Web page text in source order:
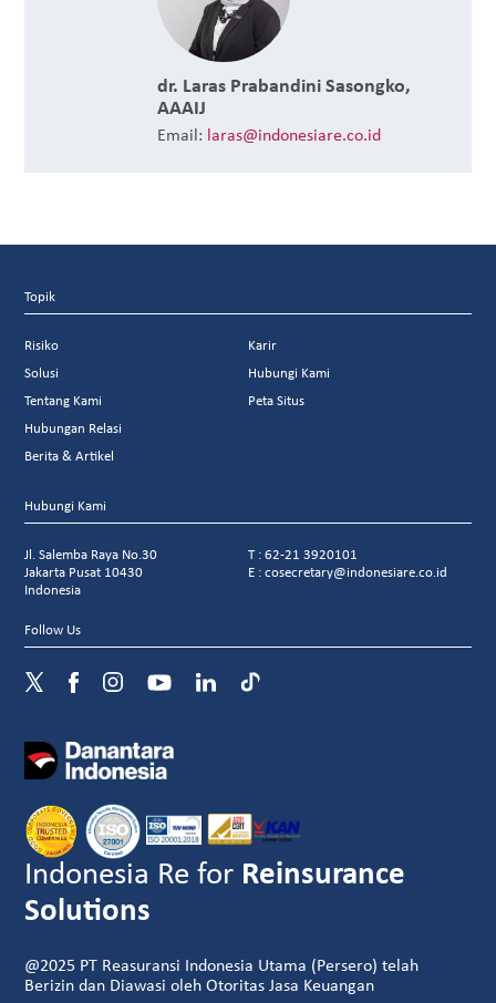
dr. Laras Prabandini Sasongko,
AAAIJ
Email: laras@indonesiare.co.id
Topik
Risiko
Solusi
Tentang Kami
Hubungan Relasi
Berita & Artikel
Karir
Hubungi Kami
Peta Situs
Hubungi Kami
Jl. Salemba Raya No.30
Jakarta Pusat 10430
Indonesia
T : 62-21 3920101
E : cosecretary@indonesiare.co.id
Follow Us
Indonesia Re for Reinsurance
Solutions
@2025 PT Reasuransi Indonesia Utama (Persero) telah
Berizin dan Diawasi oleh Otoritas Jasa Keuangan